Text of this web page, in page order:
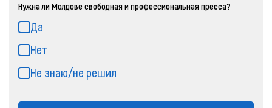
Нужна ли Молдове свободная и профессиональная пресса?
Да
Нет
Не знаю/не решил